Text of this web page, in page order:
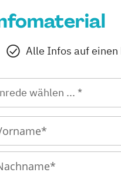
Alle Infos auf einen
wählen ... *